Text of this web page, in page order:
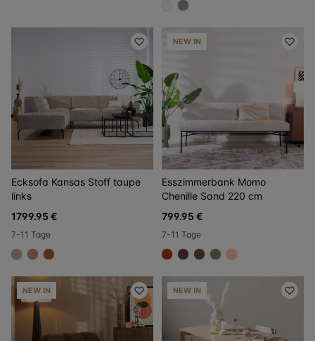
#f5f3ef
#939597
Ecksofa Kansas Stoff taupe
links
1799.95 €
7-11 Tage
#c4ad8d
#c98a78
#b06023
NEW IN
Esszimmerbank Momo
Chenille Sand 220 cm
799.95 €
7-11 Tage
#ac3c17
#6a3d58
#6e5148
#808a5d
#ffcba4
NEW IN NEW IN